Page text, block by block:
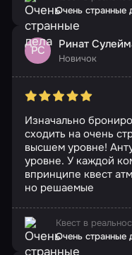
Очень странные
РС Ринат
Новичок
Изначально
сходить на очень
высшем уровне!
уровне. У каждой
впринципе квест
но решаемые
Квест в
Очень странные